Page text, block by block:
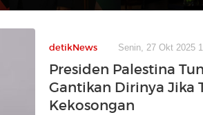
detikNews Senin, 27 Okt 2025
Presiden Palestina
Gantikan Dirinya Jika
Kekosongan